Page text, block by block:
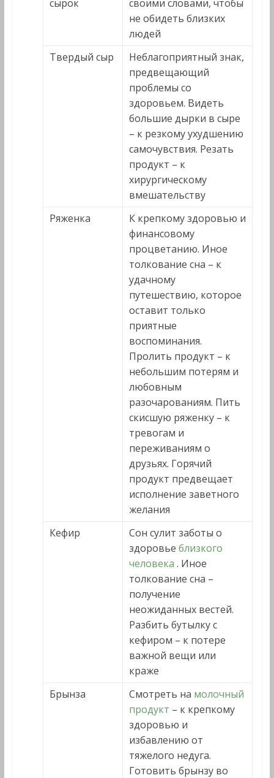
сырок
своими словами, чтобы
не обидеть близких
людей
Твердый сыр
Неблагоприятный знак,
предвещающий
проблемы со
здоровьем. Видеть
большие дырки в сыре
– к резкому ухудшению
самочувствия. Резать
продукт – к
хирургическому
вмешательству
Ряженка
К крепкому здоровью и
финансовому
процветанию. Иное
толкование сна – к
удачному
путешествию, которое
оставит только
приятные
воспоминания.
Пролить продукт – к
небольшим потерям и
любовным
разочарованиям. Пить
скисшую ряженку – к
тревогам и
переживаниям о
друзьях. Горячий
продукт предвещает
исполнение заветного
желания
Кефир
Сон сулит заботы о
здоровье близкого
человека . Иное
толкование сна –
получение
неожиданных вестей.
Разбить бутылку с
кефиром – к потере
важной вещи или
краже
Брынза
Смотреть на молочный
продукт – к крепкому
здоровью и
избавлению от
тяжелого недуга.
Готовить брынзу во